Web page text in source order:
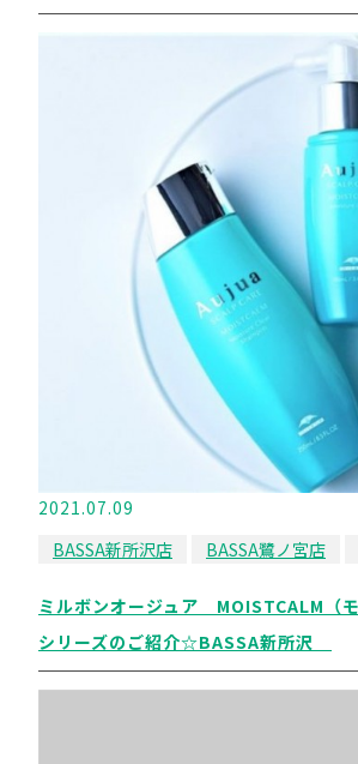
2021.07.09
BASSA新所沢店
BASSA鷺ノ宮店
ミルボンオージュア MOISTCALM（モ
シリーズのご紹介☆BASSA新所沢